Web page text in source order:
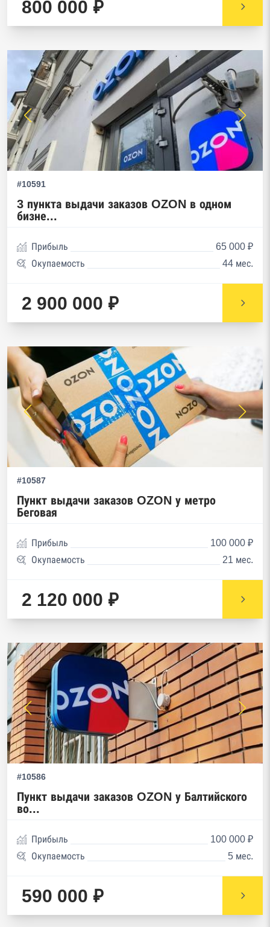
800 000 ₽
#10591
3 пункта выдачи заказов OZON в одном
бизне...
Прибыль
65 000 ₽
Окупаемость
44 мес.
2 900 000 ₽
#10587
Пункт выдачи заказов OZON у метро
Беговая
Прибыль
100 000 ₽
Окупаемость
21 мес.
2 120 000 ₽
#10586
Пункт выдачи заказов OZON у Балтийского
во...
Прибыль
100 000 ₽
Окупаемость
5 мес.
590 000 ₽